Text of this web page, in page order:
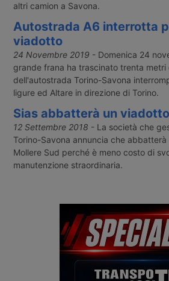
altri camion a Savona.
Autostrada A6 interrotta
viadotto
24 Novembre 2019 - Domenica 24
grande frana ha trascinato trenta metri
dell'autostrada Torino-Savona
ligure ed Altare in direzione di Torino.
Sias abbatterà un viadotto
12 Settembre 2018 - La società che
Torino-Savona annuncia che
Mollere Sud perché è meno costo di
manutenzione straordinaria.